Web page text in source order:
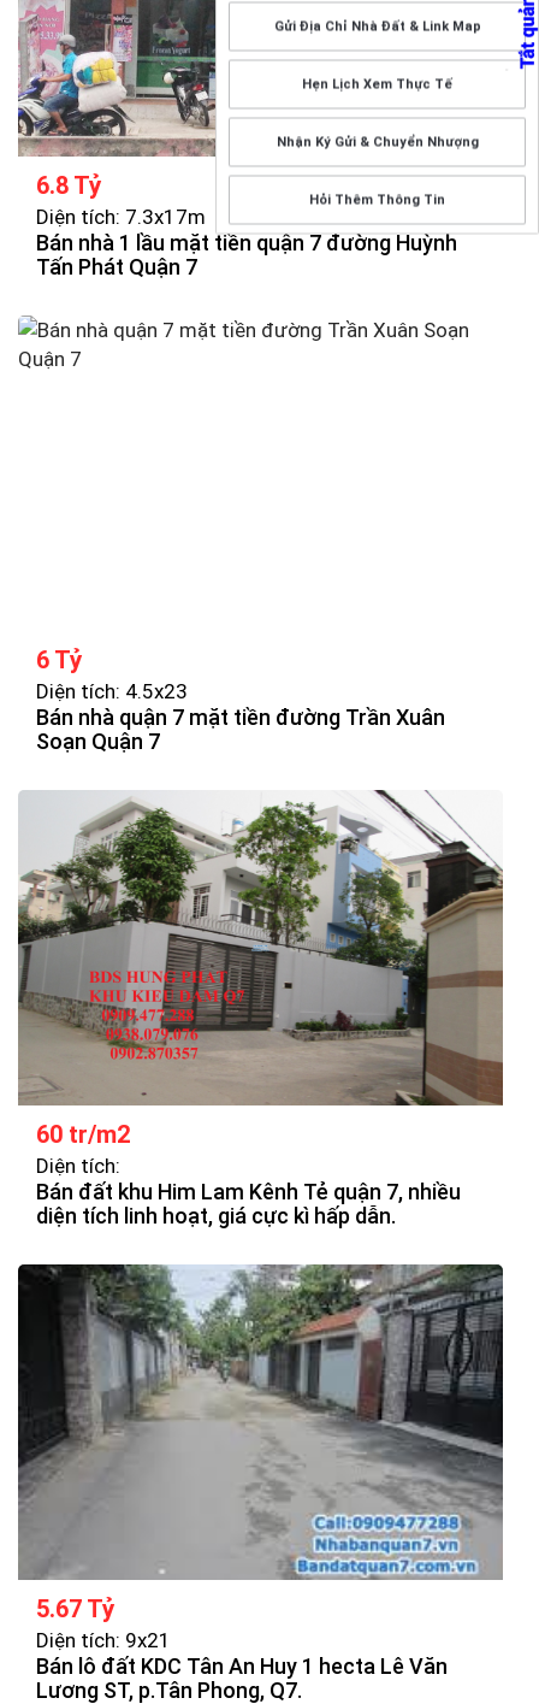
Gửi Địa Chỉ Nhà Đất & Link Map
Hẹn Lịch Xem Thực Tế
Nhận Ký Gửi & Chuyển Nhượng
Hỏi Thêm Thông Tin
6.8 Tỷ
Diện tích: 7.3x17m
Bán nhà 1 lầu mặt tiền quận 7 đường Huỳnh
Tấn Phát Quận 7
6 Tỷ
Diện tích: 4.5x23
Bán nhà quận 7 mặt tiền đường Trần Xuân
Soạn Quận 7
60 tr/m2
Diện tích:
Bán đất khu Him Lam Kênh Tẻ quận 7, nhiều
diện tích linh hoạt, giá cực kì hấp dẫn.
5.67 Tỷ
Diện tích: 9x21
Bán lô đất KDC Tân An Huy 1 hecta Lê Văn
Lương ST, p.Tân Phong, Q7.